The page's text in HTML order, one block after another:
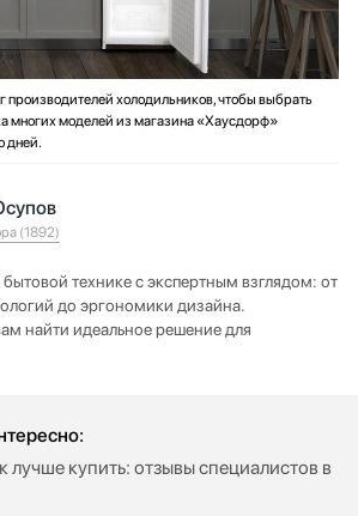
производителей холодильников, чтобы выбрать
многих моделей из магазина «Хаусдорф»
дней.
(1892)
технике с экспертным взглядом: от
до эргономики дизайна.
найти идеальное решение для
лучше купить: отзывы специалистов в